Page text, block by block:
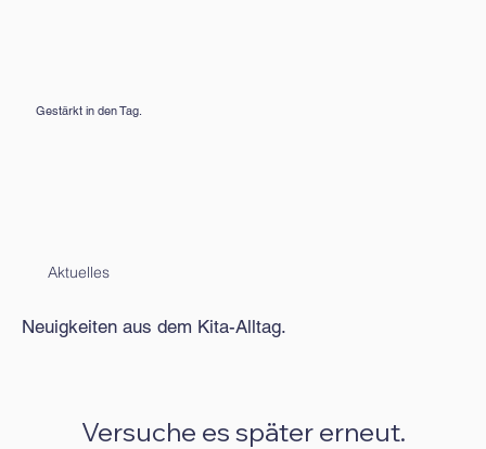
Gestärkt in den Tag.
Aktuelles
Neuigkeiten aus dem Kita-Alltag.
Versuche es später erneut.